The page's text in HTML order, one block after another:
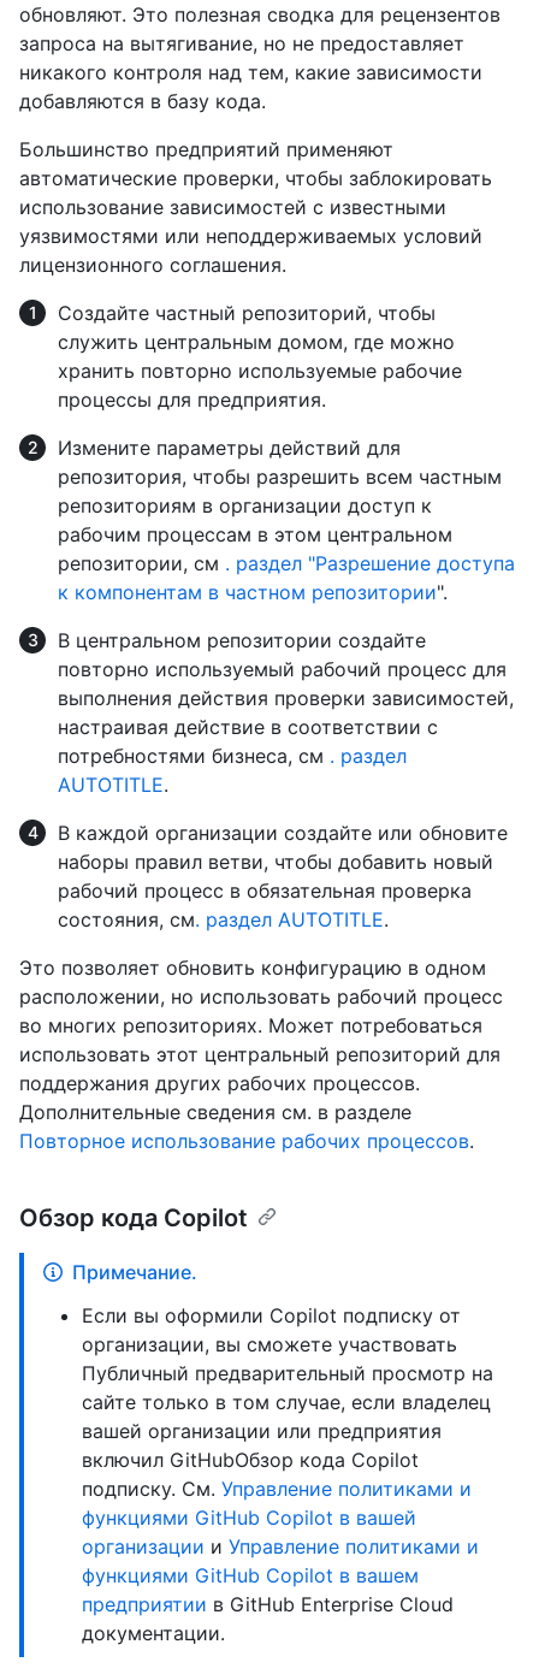
обновляют. Это полезная сводка для рецензентов
запроса на вытягивание, но не предоставляет
никакого контроля над тем, какие зависимости
добавляются в базу кода.
Большинство предприятий применяют
автоматические проверки, чтобы заблокировать
использование зависимостей с известными
уязвимостями или неподдерживаемых условий
лицензионного соглашения.
Создайте частный репозиторий, чтобы
служить центральным домом, где можно
хранить повторно используемые рабочие
процессы для предприятия.
Измените параметры действий для
репозитория, чтобы разрешить всем частным
репозиториям в организации доступ к
рабочим процессам в этом центральном
репозитории, см . раздел "Разрешение доступа
к компонентам в частном репозитории".
В центральном репозитории создайте
повторно используемый рабочий процесс для
выполнения действия проверки зависимостей,
настраивая действие в соответствии с
потребностями бизнеса, см . раздел
AUTOTITLE.
В каждой организации создайте или обновите
наборы правил ветви, чтобы добавить новый
рабочий процесс в обязательная проверка
состояния, см. раздел AUTOTITLE.
Это позволяет обновить конфигурацию в одном
расположении, но использовать рабочий процесс
во многих репозиториях. Может потребоваться
использовать этот центральный репозиторий для
поддержания других рабочих процессов.
Дополнительные сведения см. в разделе
Повторное использование рабочих процессов.
Обзор кода Copilot
Примечание.
Если вы оформили Copilot подписку от
организации, вы сможете участвовать
Публичный предварительный просмотр на
сайте только в том случае, если владелец
вашей организации или предприятия
включил GitHubОбзор кода Copilot
подписку. См. Управление политиками и
функциями GitHub Copilot в вашей
организации и Управление политиками и
функциями GitHub Copilot в вашем
предприятии в GitHub Enterprise Cloud
документации.